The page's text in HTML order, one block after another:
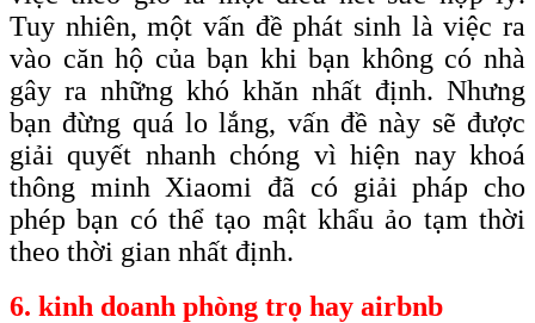
Tuy nhiên, một vấn đề phát sinh là việc ra
vào căn hộ của bạn khi bạn không có nhà
gây ra những khó khăn nhất định. Nhưng
bạn đừng quá lo lắng, vấn đề này sẽ được
giải quyết nhanh chóng vì hiện nay khoá
thông minh Xiaomi đã có giải pháp cho
phép bạn có thể tạo mật khẩu ảo tạm thời
theo thời gian nhất định.
6. kinh doanh phòng trọ hay airbnb